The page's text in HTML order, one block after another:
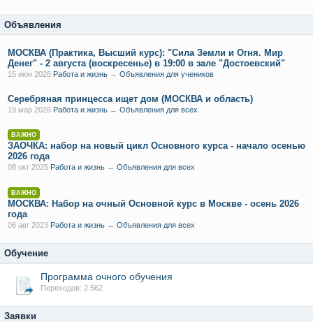
Объявления
МОСКВА (Практика, Высший курс): "Сила Земли и Огня. Мир
Денег" - 2 августа (воскресенье) в 19:00 в зале "Достоевский"
15 июн 2026 Работа и жизнь → Объявления для учеников
Серебряная принцесса ищет дом (МОСКВА и область)
19 мар 2026 Работа и жизнь → Объявления для всех
ВАЖНО
ЗАОЧКА: набор на новый цикл Основного курса - начало осенью
2026 года
08 окт 2025 Работа и жизнь → Объявления для всех
ВАЖНО
МОСКВА: Набор на очный Основной курс в Москве - осень 2026
года
06 авг 2023 Работа и жизнь → Объявления для всех
Обучение
Программа очного обучения
Переходов: 2 562
Заявки